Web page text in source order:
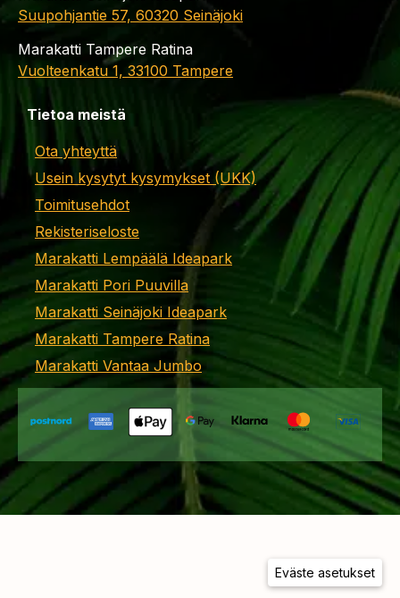
Suupohjantie 57, 60320 Seinäjoki
Marakatti Tampere Ratina
Vuolteenkatu 1, 33100 Tampere
Tietoa meistä
Ota yhteyttä
Usein kysytyt kysymykset (UKK)
Toimitusehdot
Rekisteriseloste
Marakatti Lempäälä Ideapark
Marakatti Pori Puuvilla
Marakatti Seinäjoki Ideapark
Marakatti Tampere Ratina
Marakatti Vantaa Jumbo
Eväste asetukset